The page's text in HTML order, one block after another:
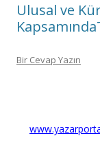
Ulusal ve
Bir Cevap Yazın